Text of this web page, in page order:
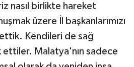
nasıl birlikte hareket
üzere İl başkanlarımızı
Kendileri de sağ
ettiler. Malatya'nın sadece